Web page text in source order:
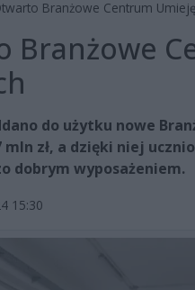
Branżowe Centrum
Branżowe
do użytku nowe
mln zł, a dzięki niej
dobrym wyposażeniem.
15:30